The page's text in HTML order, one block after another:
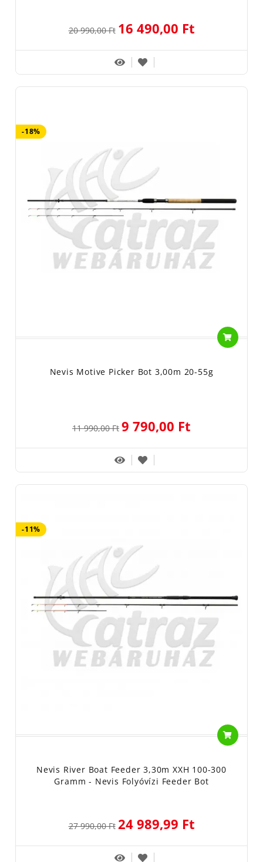
20 990,00 Ft 16 490,00 Ft
-18%
Nevis Motive Picker Bot 3,00m 20-55g
11 990,00 Ft 9 790,00 Ft
-11%
Nevis River Boat Feeder 3,30m XXH 100-300
Gramm - Nevis Folyóvízi Feeder Bot
27 990,00 Ft 24 989,99 Ft